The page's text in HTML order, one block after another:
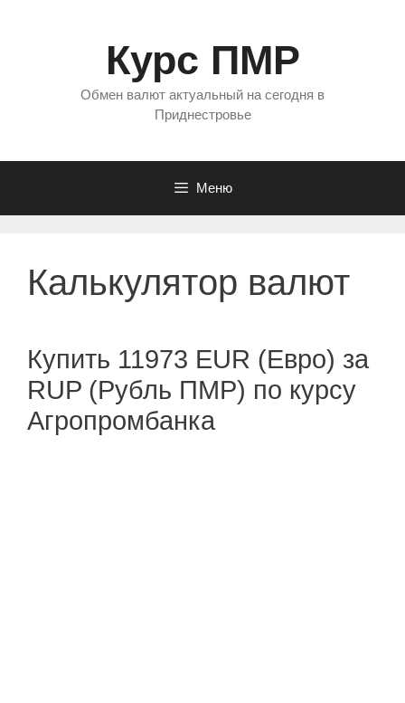
Курс ПМР
Обмен валют актуальный на сегодня в
Приднестровье
Меню
Калькулятор валют
Купить 11973 EUR (Евро) за
RUP (Рубль ПМР) по курсу
Агропромбанка